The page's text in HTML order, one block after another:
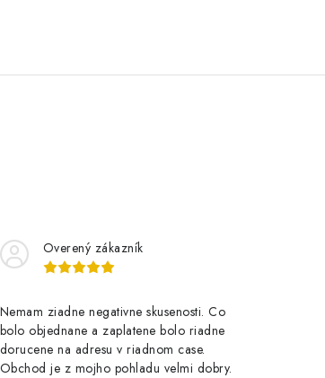
Overený zákazník
Nemam ziadne negativne skusenosti. Co
bolo objednane a zaplatene bolo riadne
dorucene na adresu v riadnom case.
Obchod je z mojho pohladu velmi dobry.